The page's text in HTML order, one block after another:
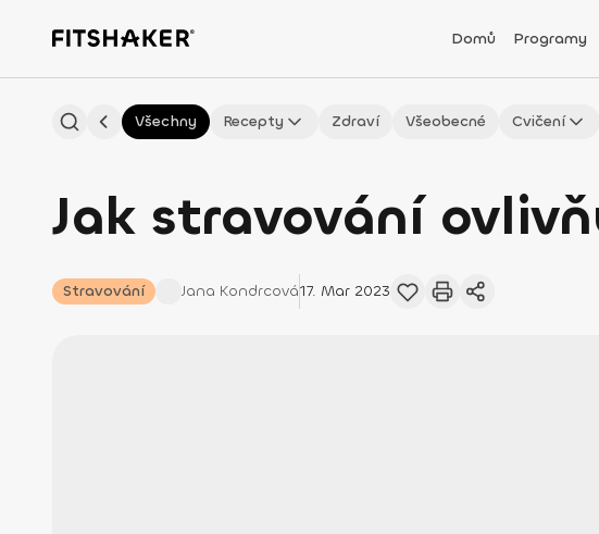
Domů Programy
Všechny Recepty Zdraví Všeobecné Cvičení
Jak stravování
Stravování Jana Kondrcová17. Mar 2023